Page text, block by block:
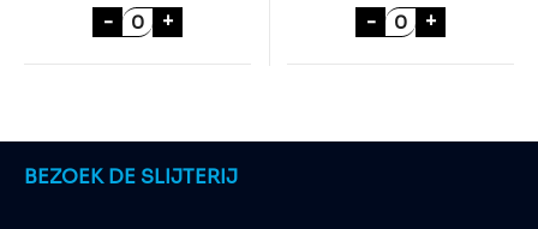
- ROYAL CLUB TONIC 28x20cl aantal
+
- ROYAL CLUB
+
BEZOEK DE SLIJTERIJ